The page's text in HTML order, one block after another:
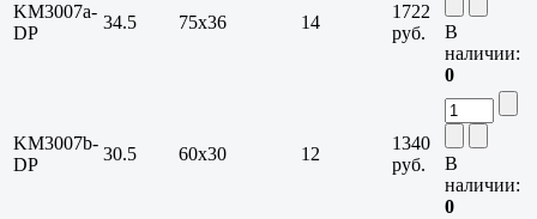
KM3007a-
DP
34.5 75х36 14
1722
руб.
В
наличии:
0
KM3007b-
DP
30.5 60х30 12
1340
руб.
В
наличии:
0